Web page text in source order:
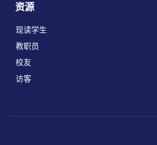
资源
现读学生
教职员
校友
访客